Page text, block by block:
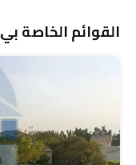
القوائم الخاصة بي